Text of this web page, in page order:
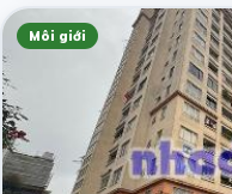
Môi giới